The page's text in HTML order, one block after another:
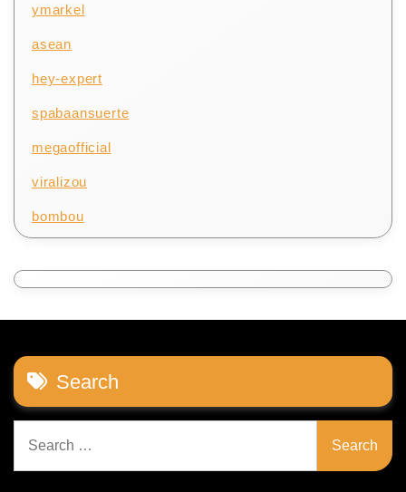
ymarkel
asean
hey-expert
spabaansuerte
megaofficial
viralizou
bombou
Search
for: